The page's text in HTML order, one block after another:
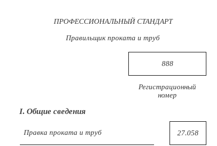
ПРОФЕССИОНАЛЬНЫЙ СТАНДАРТ
Правильщик проката и труб
888
Регистрационный
номер
I. Общие сведения
Правка проката и труб 27.058